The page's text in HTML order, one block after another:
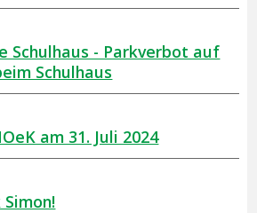
Schulhaus - Parkverbot auf
Schulhaus
am 31. Juli 2024